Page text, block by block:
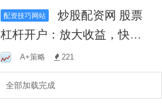
配资技巧网站
炒股配资网 股票
杠杆开户：放大收益，快速
入门！
A+策略 221
全部加载完成